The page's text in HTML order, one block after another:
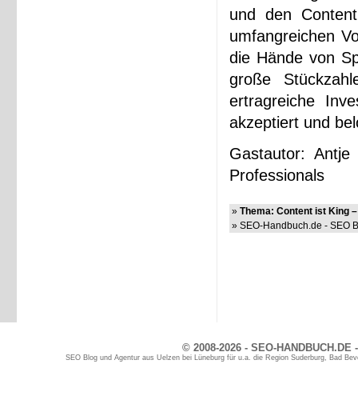
und den
umfangreichen
die Hände von
große
ertragreiche
akzeptiert und
Gastautor:
Professionals
» Thema: Content ist King
» SEO-Handbuch.de - SEO
© 2008-2026 - SEO-
SEO Blog und Agentur aus Uelzen bei Lüneburg für u.a. die Region Suderburg, Bad